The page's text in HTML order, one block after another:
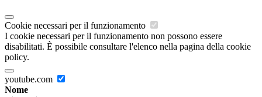
Cookie necessari per il funzionamento
I cookie necessari per il funzionamento non possono essere
disabilitati. È possibile consultare l'elenco nella pagina della cookie
policy.
youtube.com
Nome